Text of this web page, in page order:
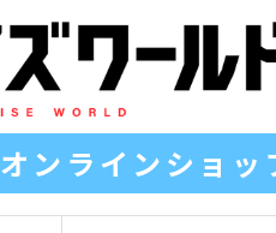
オンラインショッ